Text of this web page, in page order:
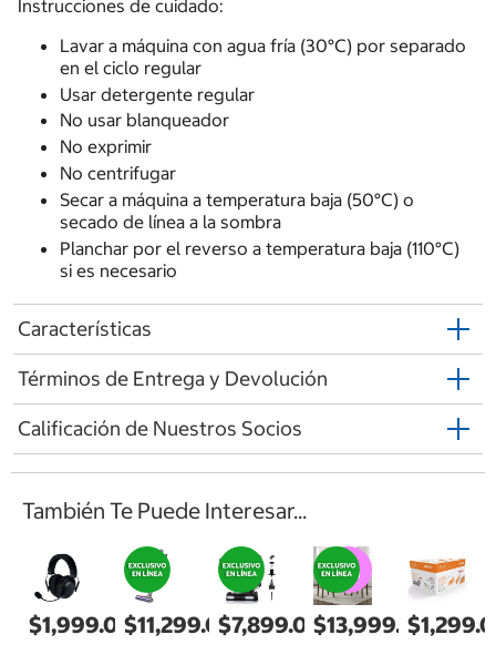
Instrucciones de cuidado:
Lavar a máquina con agua fría (30°C) por separado
en el ciclo regular
Usar detergente regular
No usar blanqueador
No exprimir
No centrifugar
Secar a máquina a temperatura baja (50°C) o
secado de línea a la sombra
Planchar por el reverso a temperatura baja (110°C)
si es necesario
Características
Términos de Entrega y Devolución
Calificación de Nuestros Socios
También Te Puede Interesar...
$1,999.00$11,299.00$7,899.00$13,999.00